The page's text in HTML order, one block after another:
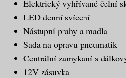
Elektrický vyhřívané čelní
LED denní svícení
Nástupní prahy a madla
Sada na opravu pneumatik
Centrální zamykaní s
12V zásuvka